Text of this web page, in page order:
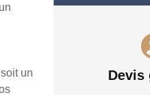
un
Devis